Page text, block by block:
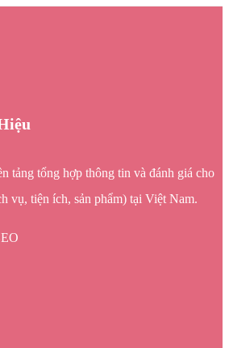
tảng tổng hợp thông tin và đánh giá cho
vụ, tiện ích, sản phẩm) tại Việt Nam.